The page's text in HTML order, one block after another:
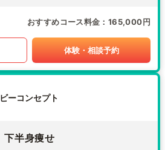
おすすめコース料金 165,000円
体験・相談予約
ビーコンセプト
下半身痩せ